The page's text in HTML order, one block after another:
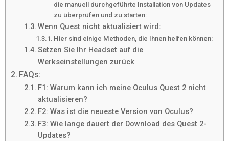
die manuell durchgeführte Installation von Updates
zu überprüfen und zu starten:
Wenn Quest nicht aktualisiert wird:
Hier sind einige Methoden, die Ihnen helfen können:
Setzen Sie Ihr Headset auf die
Werkseinstellungen zurück
FAQs:
F1: Warum kann ich meine Oculus Quest 2 nicht
aktualisieren?
F2: Was ist die neueste Version von Oculus?
F3: Wie lange dauert der Download des Quest 2-
Updates?